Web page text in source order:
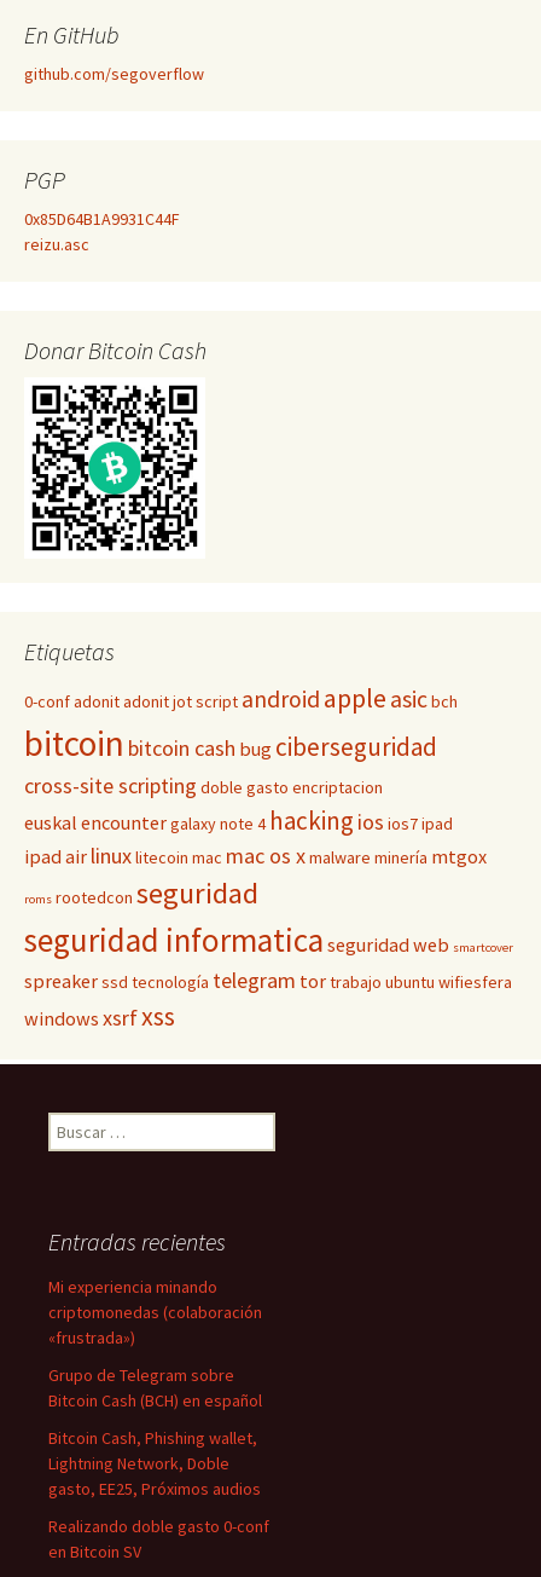
En GitHub
github.com/segoverflow
PGP
0x85D64B1A9931C44F
reizu.asc
Donar Bitcoin Cash
Etiquetas
0-confadonitadonit jot script android apple asicbch
bitcoin bitcoin cash bug ciberseguridad
cross-site scripting doble gasto encriptacion
euskal encountergalaxy note 4 hacking ios ios7ipad
ipad air linuxlitecoin mac mac os xmalware minería mtgox
roms rootedcon seguridad
seguridad informatica seguridad web smartcover
spreakerssd tecnología telegram tortrabajo ubuntu wifiesfera
windows xsrfxss
Buscar:
Entradas recientes
Mi experiencia minando
criptomonedas (colaboración
«frustrada»)
Grupo de Telegram sobre
Bitcoin Cash (BCH) en español
Bitcoin Cash, Phishing wallet,
Lightning Network, Doble
gasto, EE25, Próximos audios
Realizando doble gasto 0-conf
en Bitcoin SV